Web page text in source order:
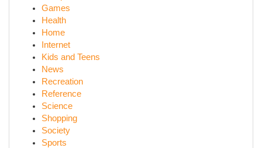
Games
Health
Home
Internet
Kids and Teens
News
Recreation
Reference
Science
Shopping
Society
Sports